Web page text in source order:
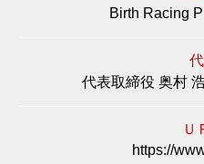
Birth Racing
代表取締役 奥村
Ｕ
https://